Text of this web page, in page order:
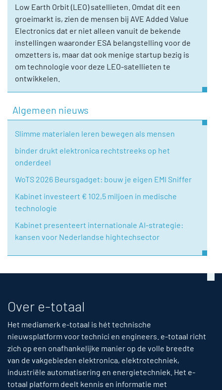
Low Earth Orbit (LEO) satellieten. Omdat dit een
groeimarkt is, zien de mensen bij AVE Added Value
Electronics dat er niet alleen vanuit de bekende
instellingen waaronder ESA belangstelling voor de
omzetters is, maar dat ook menige startup bezig is
om technologie voor deze LEO-satellieten te
ontwikkelen.
Algemeen nieuws
Slimme materialen leren bewegen als mensen
binder drukt elektronica rechtstreeks op het
onderdeel
WoTS 2026 Beursgadget: bouw je eigen EMI Sniffer
Kabinet investeert € 102,5 miljoen in medische
technologie
Kabinet presenteert internationale AI-strategie:
kansen voor Nederlandse hightechsector
Over e-totaal
Het mediamerk e-totaal is hét technische
nieuwsplatform voor technici en engineers. e-totaal richt
zich op een onafhankelijke manier op de volle breedte
van de vakgebieden elektronica, elektrotechniek,
industriële automatisering en energietechniek. Het e-
totaal platform deelt kennis en informatie met